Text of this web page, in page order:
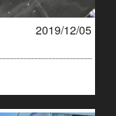
2019/12/05